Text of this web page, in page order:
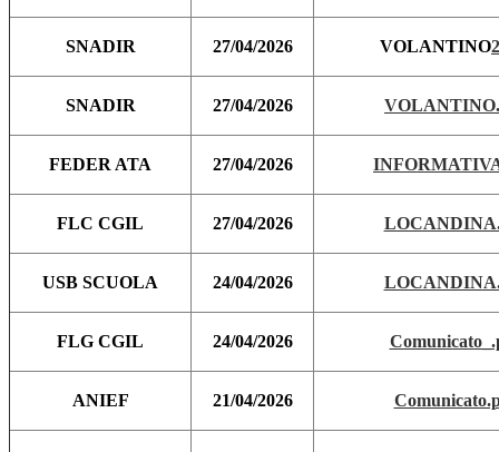
SNADIR 27/04/2026 VOLANTINO
SNADIR 27/04/2026
FEDER ATA 27/04/2026
FLC CGIL 27/04/2026
USB SCUOLA 24/04/2026
FLG CGIL 24/04/2026
ANIEF 21/04/2026